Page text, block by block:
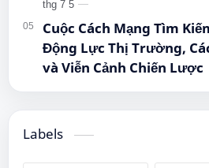
Cuộc Cách Mạng Tìm
Động Lực Thị Trường,
và Viễn Cảnh Chiến Lược
Labels